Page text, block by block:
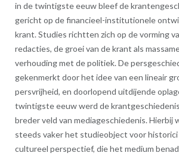
in de twintigste eeuw bleef de
gericht op de financieel-institutionele
krant. Studies richtten zich op de vorming
redacties, de groei van de krant als
verhouding met de politiek. De
gekenmerkt door het idee van een lineair
persvrijheid, en doorlopend uitdijende
twintigste eeuw werd de
breder veld van mediageschiedenis. Hierbij
steeds vaker het studieobject voor
cultureel perspectief, die het medium